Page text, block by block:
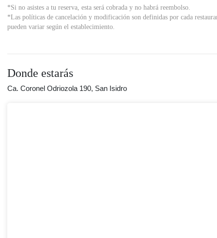
*Si no asistes a tu reserva, esta será cobrada y no habrá reembolso.
*Las políticas de cancelación y modificación son definidas por cada
pueden variar según el establecimiento.
Donde estarás
Ca. Coronel Odriozola 190, San Isidro